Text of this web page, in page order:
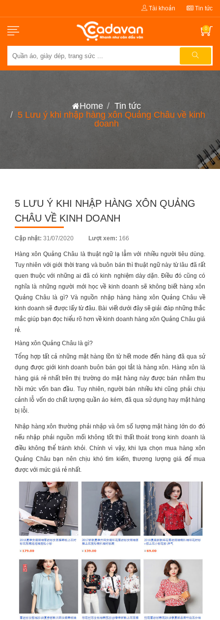
Tài khoản Tin tức
0
Home
Tin tức
5 Lưu ý khi nhập hàng xôn Quảng Châu về kinh
doanh
5 LƯU Ý KHI NHẬP HÀNG XÔN QUẢNG
CHÂU VỀ KINH DOANH
Cập nhật: Posted
31/07/2020 Lượt xem: 166
Hàng xôn Quảng Châu
là thuật ngữ lạ lẫm với nhiều người tiêu dùng.
Tuy nhiên với giới thời trang và buôn bán thì thuật ngữ này từ lâu đã rất
quen thuộc với những ai đã có kinh nghiệm dày dặn. Điều đó cũng có
nghĩa là những người mới học về kinh doanh sẽ không biết hàng xôn
Quảng Châu là gì? Và nguồn nhập hàng hàng xôn Quảng Châu về
kinh doanh sẽ được lấy từ đâu. Bài viết dưới đây sẽ giải đáp những thắc
mắc giúp bạn đọc hiểu rõ hơn về kinh doanh hàng xôn Quảng Châu giá
rẻ.
Hàng xôn Quảng Châu là gì?
Tổng hợp tất cả những mặt hàng tồn từ hết mode đến hàng đã qua sử
dụng được giới kinh doanh buôn bán gọi tắt là hàng xôn. Hàng xôn là
hàng giá rẻ nhất trên thị trường do mặt hàng này được bán nhằm thu
hồi mức vốn ban đầu. Tuy nhiên, người bán nhiều khi cũng phải chịu
cảnh lỗ vốn do chất lượng quần áo kém, đã qua sử dụng hay mặt hàng
bị lỗi.
Nhập hàng xôn thường phải nhập và ôm số lượng mặt hàng lớn do đó
nếu nhập phải nguồn mối không tốt thì thất thoát trong kinh doanh là
điều không thể tránh khỏi. Chính vì vậy, khi lựa chọn mua hàng xôn
Quảng Châu bạn nên chịu khó tìm kiếm, thương lượng giá để mua
được với mức giá rẻ nhất.